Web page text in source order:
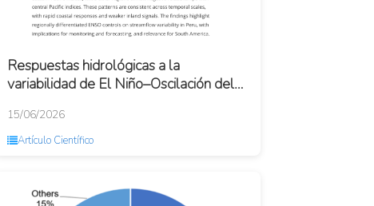
Respuestas hidrológicas a la
variabilidad de El Niño–Oscilación del
15/06/2026
Artículo Científico